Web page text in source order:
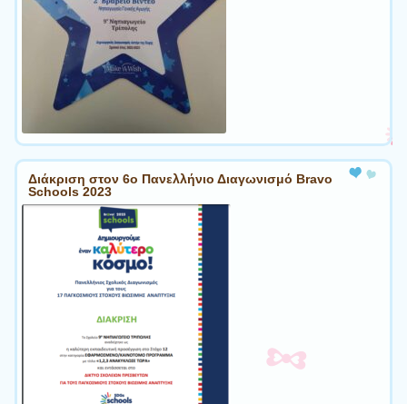
Διάκριση στον 6ο Πανελλήνιο Διαγωνισμό Bravo
Schools 2023